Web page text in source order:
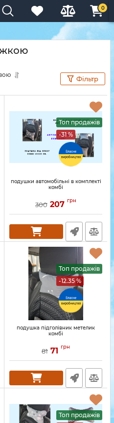
0
Фільтр
Топ продажів
-31 %
подушки автомобільні в комплекті
комбі
300 207 грн
Топ продажів
-12.35 %
подушка підголівник метелик
комбі
81 71 грн
Топ продажів